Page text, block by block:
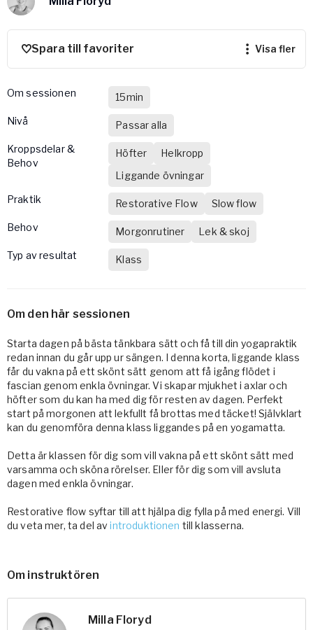
Vården – Yogobe Health & Care
Så stöttar Yogobe patienter, förskrivare och sjukvården
FaR
Fysisk aktivitet på recept
Stöd till arbetsgivare, försäkringsbolag & organisationer
Arbetsgivare
Pausa Smart
Yogobe för yogalärare
Hotell & Konferens
Spara till favoriter visa fler
Om sessionen
15min
nivå
Passar alla
Kroppsdelar &
Behov
Höfter
Helkropp
Liggande övningar
Praktik
Restorative Flow
Slow flow
Behov
Morgonrutiner
Lek & skoj
Typ av resultat
Klass
Om den här sessionen
Starta dagen på bästa tänkbara sätt och få till din yogapraktik
redan innan du går upp ur sängen. I denna korta, liggande klass
får du vakna på ett skönt sätt genom att få igång flödet i
fascian genom enkla övningar. Vi skapar mjukhet i axlar och
höfter som du kan ha med dig för resten av dagen. Perfekt
start på morgonen att lekfullt få brottas med täcket! Självklart
kan du genomföra denna klass liggandes på en yogamatta.
Detta är klassen för dig som vill vakna på ett skönt sätt med
varsamma och sköna rörelser. Eller för dig som vill avsluta
dagen med enkla övningar.
Restorative flow syftar till att hjälpa dig fylla på med energi. Vill
du veta mer, ta del avintroduktionen till klasserna.
Om instruktören
Milla Floryd